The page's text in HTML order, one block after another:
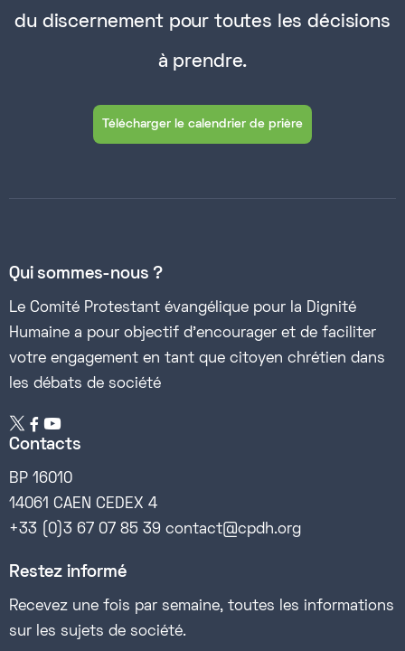
du discernement pour toutes les décisions
à prendre.
Télécharger le calendrier de prière
Qui sommes-nous ?
Le Comité Protestant évangélique pour la Dignité
Humaine a pour objectif d’encourager et de faciliter
votre engagement en tant que citoyen chrétien dans
les débats de société
 
Contacts
BP 16010
14061 CAEN CEDEX 4
+33 (0)3 67 07 85 39 contact@cpdh.org
Restez informé
Recevez une fois par semaine, toutes les informations
sur les sujets de société.